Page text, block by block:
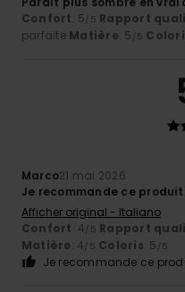
Confort: 5/5 Rapport
parfaite Matière: 5 /5
Marco21 mai 2026
Je recommande ce produit
Afficher original - Italiano
Confort: 4/5 Rapport
Matière: 4/5 Coloris: 5 /5
Je recommande ce